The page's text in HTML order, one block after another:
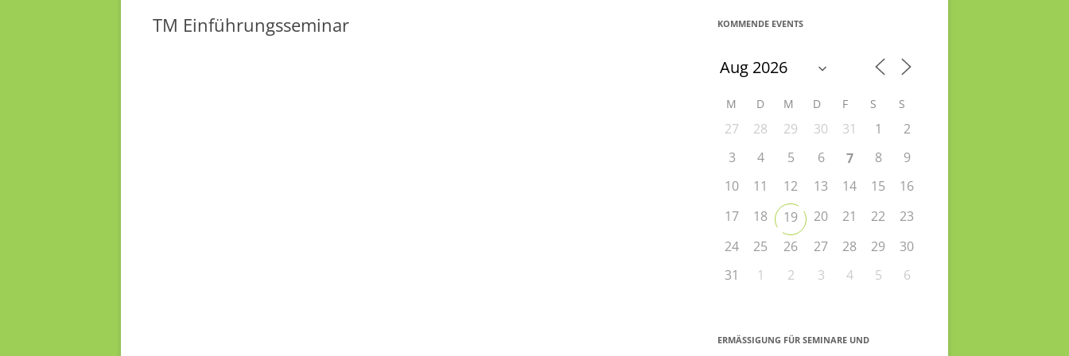
TM Einführungsseminar KOMMENDE EVENTS
M D M D F S S
27 28 29 30 31 1
2
3
4 5 6 7 8
9
10
11 12 13 14 15
16
17
18 19 20 21 22
23
24
25 26 27 28 29
30
31
1 2 3 4 5 6
ERMÄSSIGUNG FÜR SEMINARE UND S